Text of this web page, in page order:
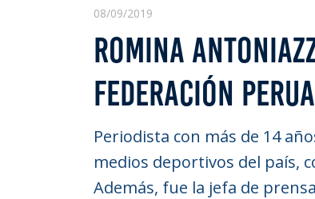
08/09/2019
ROMINA
FEDERACIÓN
Periodista con más de 14
medios deportivos del país,
Además, fue la jefa de